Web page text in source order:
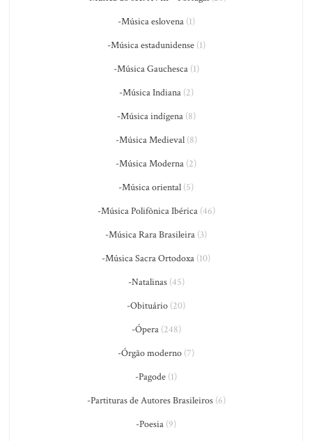
-Música eslovena(1)
-Música estadunidense(1)
-Música Gauchesca(1)
-Música Indiana(2)
-Música indígena(8)
-Música Medieval(8)
-Música Moderna (2)
-Música oriental (5)
-Música Polifônica Ibérica(46)
-Música Rara Brasileira (3)
-Música Sacra Ortodoxa (10)
-Natalinas(45)
-Obituário (20)
-Ópera(248)
-Órgão moderno (7)
-Pagode (1)
-Partituras de Autores Brasileiros(6)
-Poesia (9)